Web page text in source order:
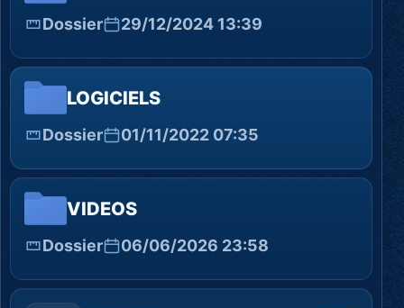
Dossier 29/12/2024 13:39
LOGICIELS
Dossier 01/11/2022 07:35
VIDEOS
Dossier 06/06/2026 23:58